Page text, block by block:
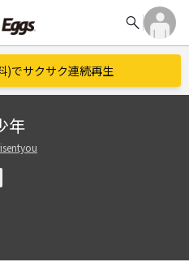
search
)でサクサク連続再生
年